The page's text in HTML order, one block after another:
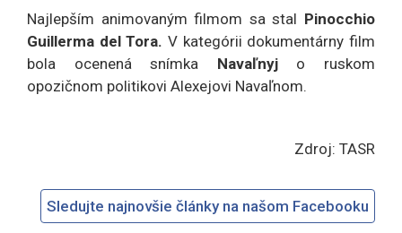
Najlepším animovaným filmom sa stal Pinocchio
Guillerma del Tora. V kategórii dokumentárny film
bola ocenená snímka Navaľnyj o ruskom
opozičnom politikovi Alexejovi Navaľnom.
Zdroj: TASR
Sledujte najnovšie články na našom Facebooku